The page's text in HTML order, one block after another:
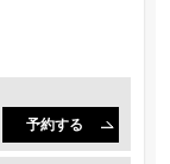
予約する